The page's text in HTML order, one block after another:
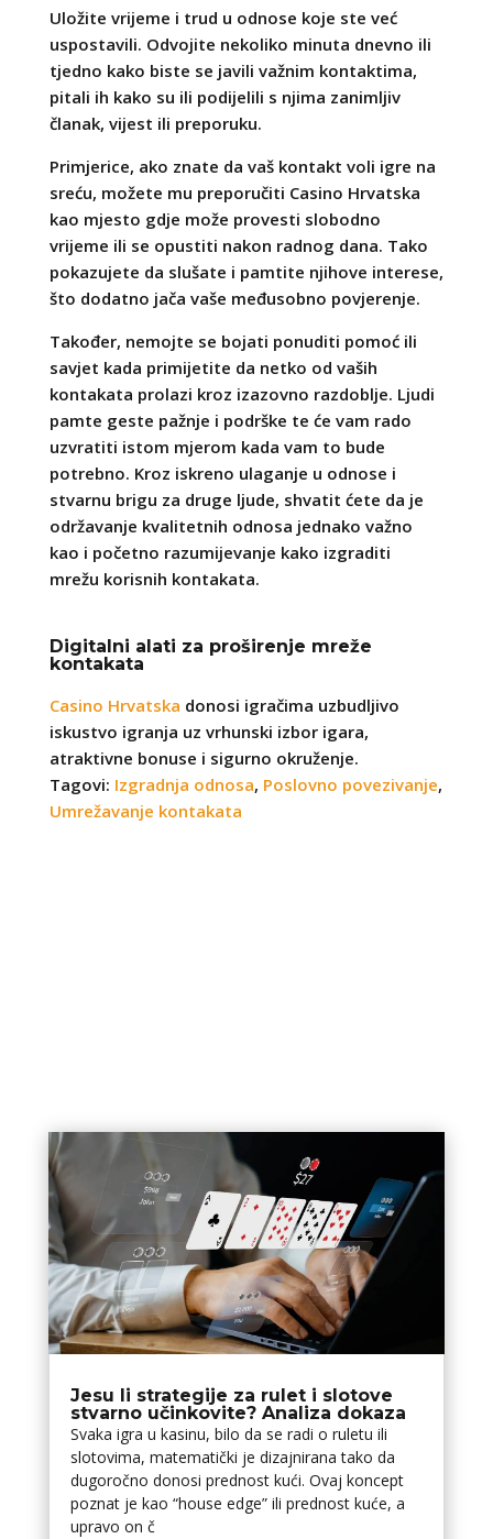
Uložite vrijeme i trud u odnose koje ste već
uspostavili. Odvojite nekoliko minuta dnevno ili
tjedno kako biste se javili važnim kontaktima,
pitali ih kako su ili podijelili s njima zanimljiv
članak, vijest ili preporuku.
Primjerice, ako znate da vaš kontakt voli igre na
sreću, možete mu preporučiti Casino Hrvatska
kao mjesto gdje može provesti slobodno
vrijeme ili se opustiti nakon radnog dana. Tako
pokazujete da slušate i pamtite njihove interese,
što dodatno jača vaše međusobno povjerenje.
Također, nemojte se bojati ponuditi pomoć ili
savjet kada primijetite da netko od vaših
kontakata prolazi kroz izazovno razdoblje. Ljudi
pamte geste pažnje i podrške te će vam rado
uzvratiti istom mjerom kada vam to bude
potrebno. Kroz iskreno ulaganje u odnose i
stvarnu brigu za druge ljude, shvatit ćete da je
održavanje kvalitetnih odnosa jednako važno
kao i početno razumijevanje kako izgraditi
mrežu korisnih kontakata.
Digitalni alati za proširenje mreže
kontakata
Casino Hrvatska donosi igračima uzbudljivo
iskustvo igranja uz vrhunski izbor igara,
atraktivne bonuse i sigurno okruženje.
Tagovi: Izgradnja odnosa, Poslovno povezivanje,
Umrežavanje kontakata
Jesu li strategije za rulet i slotove
stvarno učinkovite? Analiza dokaza
Svaka igra u kasinu, bilo da se radi o ruletu ili
slotovima, matematički je dizajnirana tako da
dugoročno donosi prednost kući. Ovaj koncept
poznat je kao “house edge” ili prednost kuće, a
upravo on č